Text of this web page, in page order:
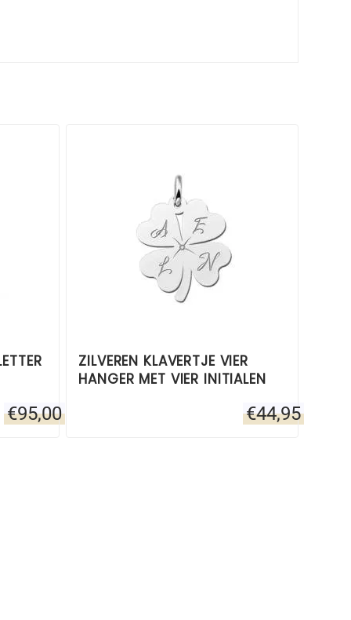
€95,00
ZILVEREN KLAVERTJE VIER
HANGER MET VIER INITIALEN
€44,95